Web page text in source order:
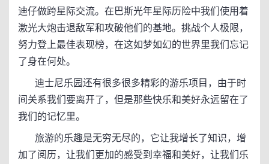
迪仔做跨星际交流。在巴斯光年星际历险中我们使用着
激光大炮击退敌军和攻破他们的基地。挑战个人极限，
努力登上最佳表现榜，在这如梦如幻的世界里我们忘记
了身在何处。
迪士尼乐园还有很多很多精彩的游乐项目，由于时
间关系我们要离开了，但是那些快乐和美好永远留在了
我们的记忆里。
旅游的乐趣是无穷无尽的，它让我增长了知识，增
加了阅历，让我们更加的感受到幸福和美好，让我们乐